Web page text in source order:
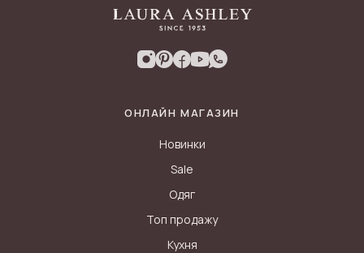
ОНЛАЙН МАГАЗИН
Новинки
Sale
Одяг
Топ продажу
Кухня